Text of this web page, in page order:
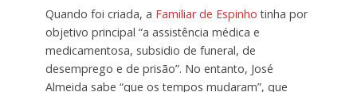
Quando foi criada, a Familiar de Espinho tinha por
objetivo principal “a assistência médica e
medicamentosa, subsidio de funeral, de
desemprego e de prisão”. No entanto, José
Almeida sabe “que os tempos mudaram”, que